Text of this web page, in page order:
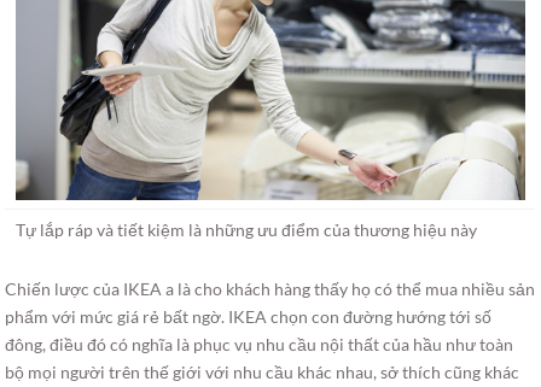
Tự lắp ráp và tiết kiệm là những ưu điểm của thương hiệu này
Chiến lược của IKEA a là cho khách hàng thấy họ có thể mua nhiều sản
phẩm với mức giá rẻ bất ngờ. IKEA chọn con đường hướng tới số
đông, điều đó có nghĩa là phục vụ nhu cầu nội thất của hầu như toàn
bộ mọi người trên thế giới với nhu cầu khác nhau, sở thích cũng khác